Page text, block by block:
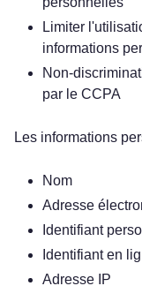
Limiter
informations
Non-
par le CCPA
Les informations
Nom
Adresse
Identifiant
Identifiant en
Adresse IP